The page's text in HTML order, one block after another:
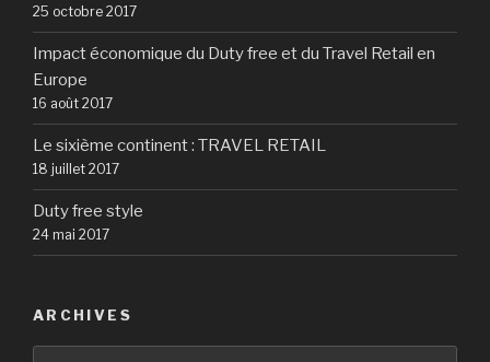
25 octobre 2017
Impact économique du Duty free et du Travel Retail en
Europe
16 août 2017
Le sixième continent : TRAVEL RETAIL
18 juillet 2017
Duty free style
24 mai 2017
ARCHIVES